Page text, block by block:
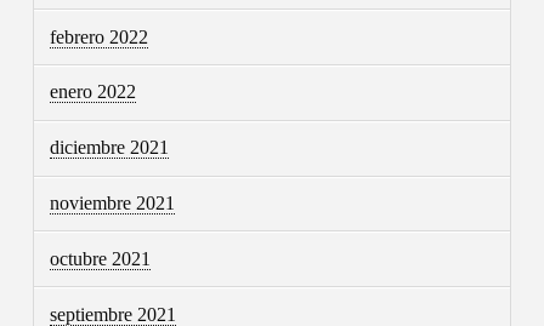
febrero 2022
enero 2022
diciembre 2021
noviembre 2021
octubre 2021
septiembre 2021